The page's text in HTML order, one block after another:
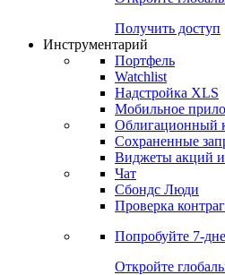
Получить доступ
Инструментарий
Портфель
Watchlist
Надстройка XLS
Мобильное
Облигационный
Сохраненные
Виджеты акций
Чат
Сбондс Люди
Проверка
Попробуйте 7-
Откройте